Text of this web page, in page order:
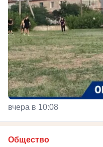
вчера в 10:08
Общество